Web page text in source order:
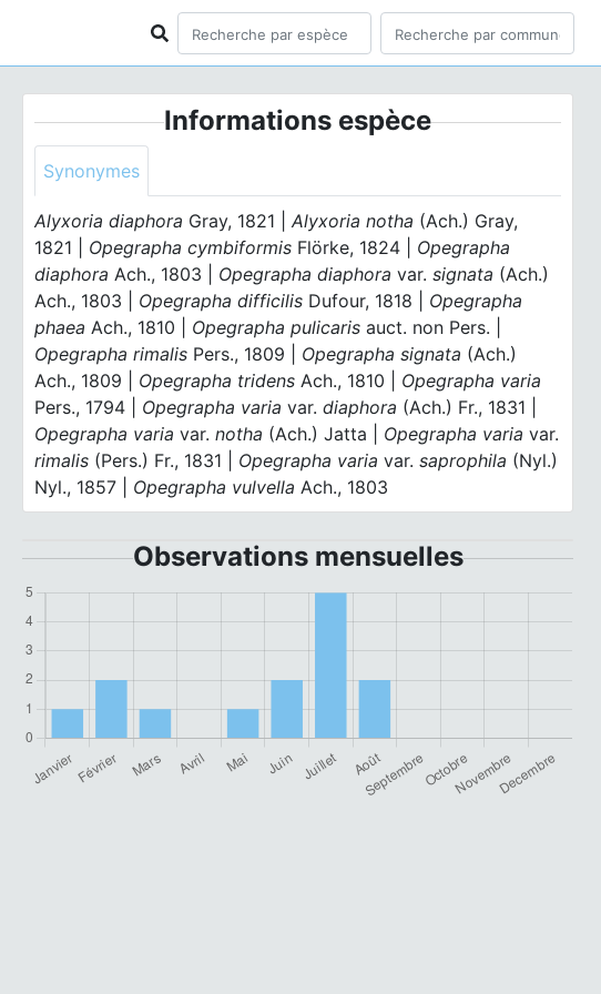
Informations espèce
Synonymes
Alyxoria diaphora Gray, 1821 |Alyxoria notha (Ach.) Gray,
1821 | Opegrapha cymbiformis Flörke, 1824 | Opegrapha
diaphora Ach., 1803 | Opegrapha diaphoravar. signata (Ach.)
Ach., 1803 | Opegrapha difficilis Dufour, 1818 | Opegrapha
phaea Ach., 1810 | Opegrapha pulicaris auct. non Pers. |
Opegrapha rimalis Pers., 1809 | Opegrapha signata (Ach.)
Ach., 1809 | Opegrapha tridens Ach., 1810 | Opegrapha varia
Pers., 1794 | Opegrapha variavar. diaphora (Ach.) Fr., 1831 |
Opegrapha variavar. notha (Ach.) Jatta | Opegrapha variavar.
rimalis (Pers.) Fr., 1831 | Opegrapha variavar. saprophila (Nyl.)
Nyl., 1857 | Opegrapha vulvella Ach., 1803
Observations mensuelles